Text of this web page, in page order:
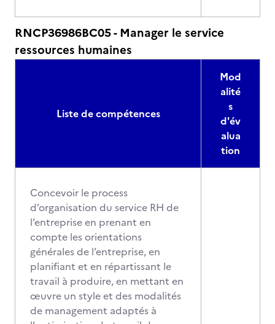
RNCP36986BC05 - Manager le service
ressources humaines
Liste de compétences
Mod
alité
s
d'év
alua
tion
Concevoir le process
d’organisation du service RH de
l’entreprise en prenant en
compte les orientations
générales de l’entreprise, en
planifiant et en répartissant le
travail à produire, en mettant en
œuvre un style et des modalités
de management adaptés à